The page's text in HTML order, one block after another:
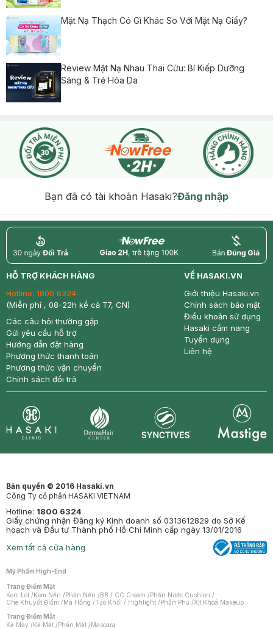
Mặt Nạ Thạch Có Gì Khác So Với Mặt Nạ Giấy?
Review Mặt Nạ Nhau Thai Cừu: Bí Kiếp Dưỡng
Sáng & Trẻ Hóa Da
Bạn đã có tài khoản Hasaki?Đăng nhập
return nowfree price
HỖ TRỢ KHÁCH HÀNG
Hotline: 1800 6324
(Miễn phí , 08-22h kể cả T7, CN)
Các câu hỏi thường gặp
Gửi yêu cầu hỗ trợ
Hướng dẫn đặt hàng
Phương thức thanh toán
Phương thức vận chuyển
Chính sách đổi trả
VỀ HASAKI.VN
Giới thiệu Hasaki.vn
Chính sách bảo mật
Điều khoản sử dụng
Hasaki cẩm nang
Tuyển dụng
Liên hệ
Bản quyền © 2016 Hasaki.vn
Công Ty cổ phần HASAKI VIETNAM
Hotline: 1800 6324
Giấy chứng nhận Đăng ký Kinh doanh số 0313612829 do Sở Kế
hoạch và Đầu tư Thành phố Hồ Chí Minh cấp ngày 13/01/2016
Xem tất cả cửa hàng
Mỹ Phẩm High-End
Trang Điểm Mặt
Kem Lót / Kem Nền / Phấn Nền / BB / CC Cream / Phấn Nước Cushion /
Che Khuyết Điểm / Má Hồng /Tạo Khối / Highlight / Phấn Phủ /Xịt Khoá Makeup
Trang Điểm Mắt
Kẻ Mày / Kẻ Mắt / Phấn Mắt / Mascara